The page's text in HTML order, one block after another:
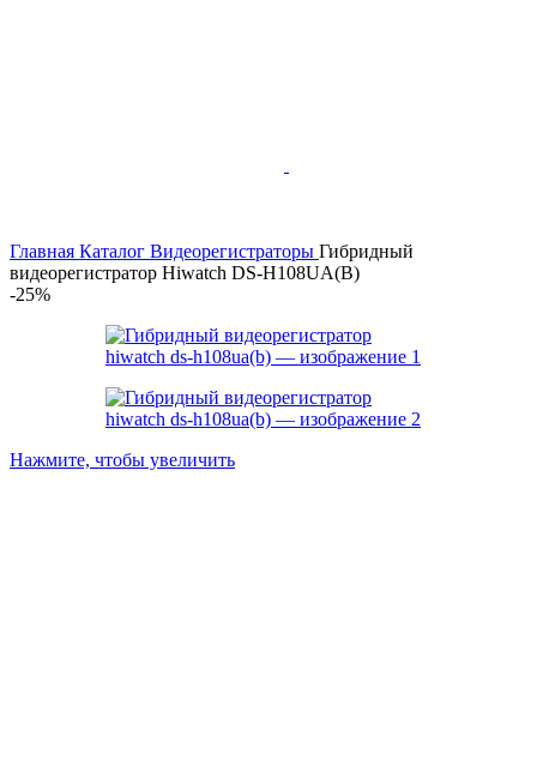
Главная Каталог Видеорегистраторы Гибридный
видеорегистратор Hiwatch DS-H108UA(B)
-25%
Нажмите, чтобы увеличить